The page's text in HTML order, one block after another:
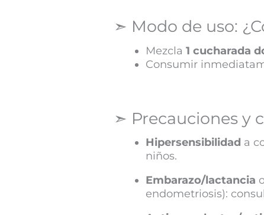
➣ Modo de uso:
Mezcla1 cucharada
Consumir
➣ Precauciones y
Hipersensibilidad a
niños.
Embarazo/lactancia
endometriosis):